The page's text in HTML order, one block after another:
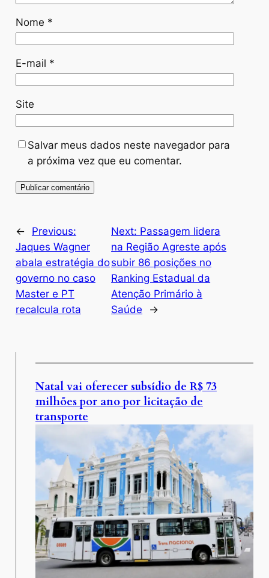
Nome *
E-mail *
Site
Salvar meus dados neste navegador para
a próxima vez que eu comentar.
←
Previous:
Jaques Wagner
abala estratégia do
governo no caso
Master e PT
recalcula rota
Next: Passagem lidera
na Região Agreste após
subir 86 posições no
Ranking Estadual da
Atenção Primário à
Saúde
→
Natal vai oferecer subsídio de R$ 73
milhões por ano por licitação de
transporte